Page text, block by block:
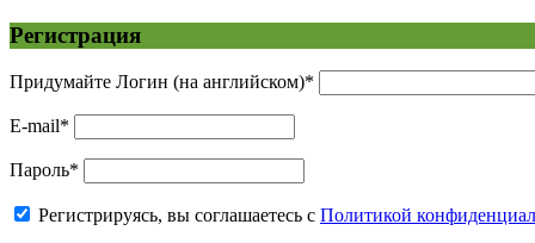
Регистрация
Придумайте Логин (на английском)*
E-mail*
Пароль*
Регистрируясь, вы соглашаетесь с Политикой